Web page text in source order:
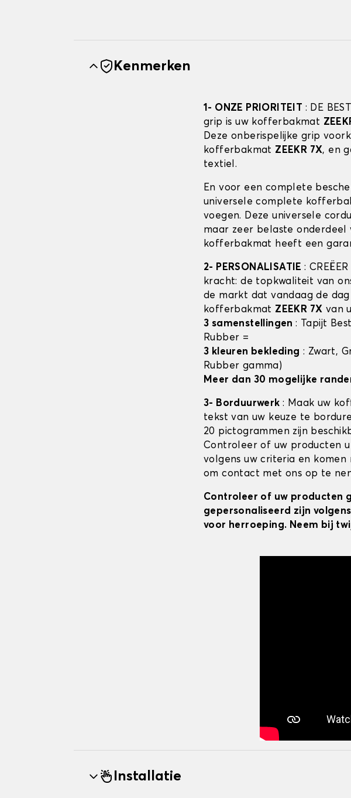
Kenmerken
1- ONZE PRIORITEIT : DE
grip is uw kofferbakmat
Deze onberispelijke grip
kofferbakmat ZEEKR 7X, en
textiel.
En voor een complete
universele complete
voegen. Deze universele
maar zeer belaste onderdeel
kofferbakmat heeft een
2- PERSONALISATIE:
kracht: de topkwaliteit van
de markt dat vandaag de
kofferbakmat ZEEKR 7X van
3 samenstellingen: Tapijt
Rubber =
3 kleuren bekleding : Zwart,
Rubber gamma)
Meer dan 30 mogelijke
3- Borduurwerk : Maak uw
tekst van uw keuze te
20 pictogrammen zijn
Controleer of uw producten
volgens uw criteria en
om contact met ons op te
Controleer of uw producten
gepersonaliseerd zijn
voor herroeping. Neem bij
Installatie